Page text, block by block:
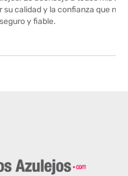
la confianza que nos han